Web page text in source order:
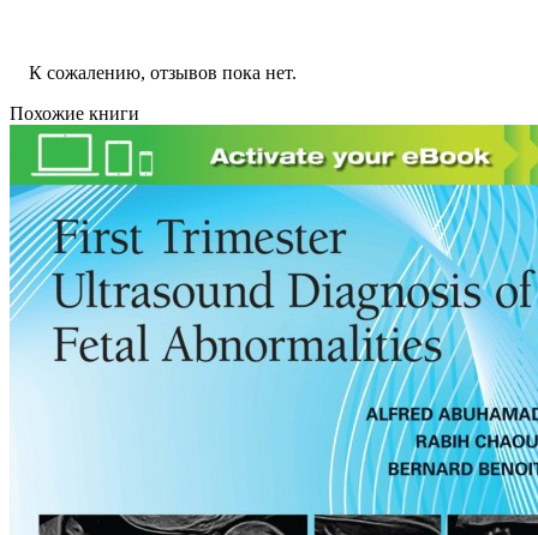
К сожалению, отзывов пока нет.
Похожие книги